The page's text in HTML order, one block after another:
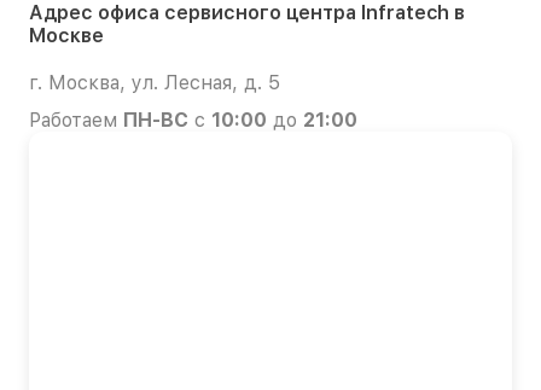
Адрес офиса сервисного центра Infratech в
Москве
г. Москва, ул. Лесная, д. 5
Работаем ПН-ВС с 10:00 до 21:00